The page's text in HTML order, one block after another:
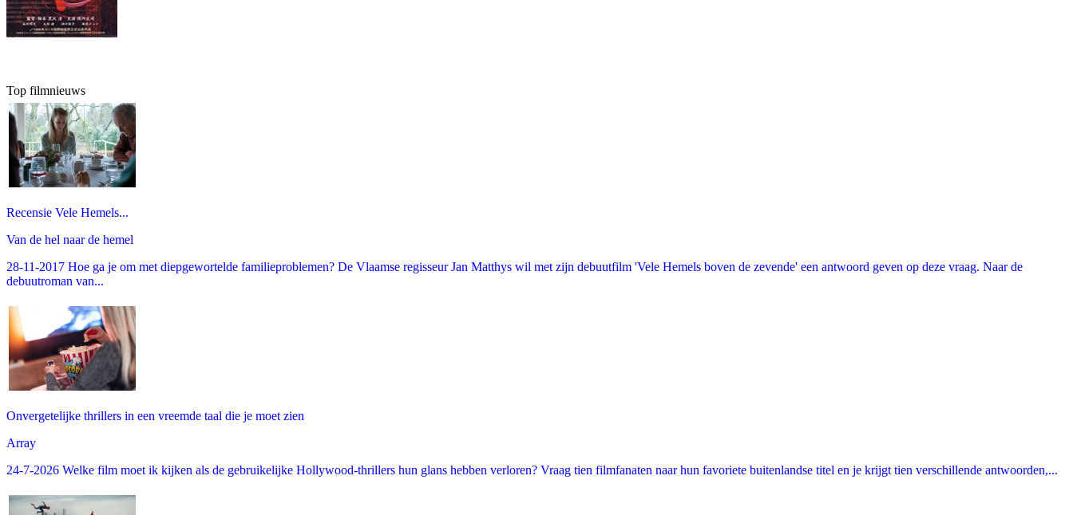
Top filmnieuws
Recensie Vele Hemels...
Van de hel naar de hemel
28-11-2017 Hoe ga je om met diepgewortelde familieproblemen? De Vlaamse regisseur Jan Matthys wil met zijn debuutfilm 'Vele Hemels boven de zevende' een antwoord geven op deze vraag. Naar de
debuutroman van...
Onvergetelijke thrillers in een vreemde taal die je moet zien
Array
24-7-2026 Welke film moet ik kijken als de gebruikelijke Hollywood-thrillers hun glans hebben verloren? Vraag tien filmfanaten naar hun favoriete buitenlandse titel en je krijgt tien verschillende antwoorden,...